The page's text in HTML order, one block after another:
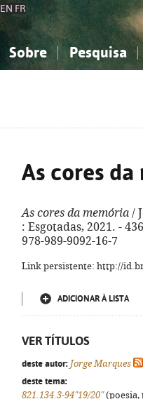
EN FR
Sobre Pesquisa
As cores
As cores da memória /
: Esgotadas, 2021. -
978-989-9092-16-7
Link persistente: http://
ADICIONAR À LISTA
VER TÍTULOS
deste autor: Jorge Marques
deste tema:
821.134.3-94"19/20"(poesia,